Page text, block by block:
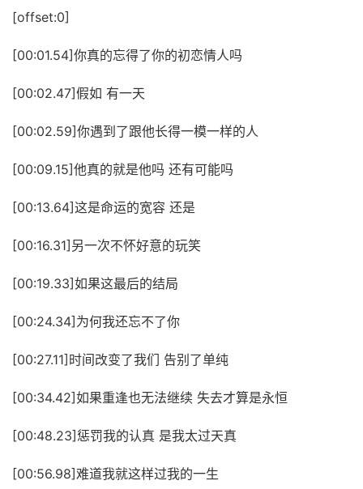
[offset:0]
[00:01.54]你真的忘得了你的初恋情人吗
[00:02.47]假如 有一天
[00:02.59]你遇到了跟他长得一模一样的人
[00:09.15]他真的就是他吗 还有可能吗
[00:13.64]这是命运的宽容 还是
[00:16.31]另一次不怀好意的玩笑
[00:19.33]如果这最后的结局
[00:24.34]为何我还忘不了你
[00:27.11]时间改变了我们 告别了单纯
[00:34.42]如果重逢也无法继续 失去才算是永恒
[00:48.23]惩罚我的认真 是我太过天真
[00:56.98]难道我就这样过我的一生